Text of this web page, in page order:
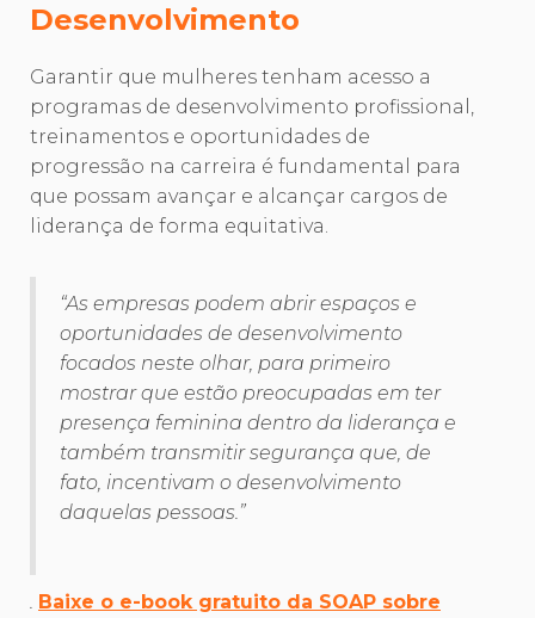
Desenvolvimento
Garantir que mulheres tenham acesso a
programas de desenvolvimento profissional,
treinamentos e oportunidades de
progressão na carreira é fundamental para
que possam avançar e alcançar cargos de
liderança de forma equitativa.
“As empresas podem abrir espaços e
oportunidades de desenvolvimento
focados neste olhar, para primeiro
mostrar que estão preocupadas em ter
presença feminina dentro da liderança e
também transmitir segurança que, de
fato, incentivam o desenvolvimento
daquelas pessoas.”
. Baixe o e-book gratuito da SOAP sobre